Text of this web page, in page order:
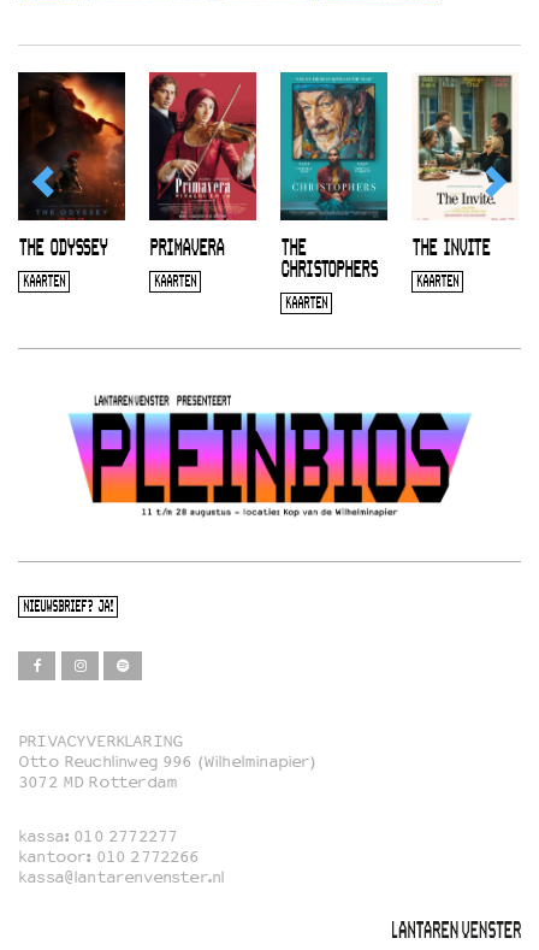
THE ODYSSEY
KAARTEN
PRIMAVERA
KAARTEN
THE
CHRISTOPHERS
KAARTEN
THE INVITE
KAARTEN
NIEUWSBRIEF? JA!
Film
Familie
Film in English
PRIVACYVERKLARING
Otto Reuchlinweg 996 (Wilhelminapier)
3072 MD Rotterdam
kassa: 010 2772277
kantoor: 010 2772266
kassa@lantarenvenster.nl